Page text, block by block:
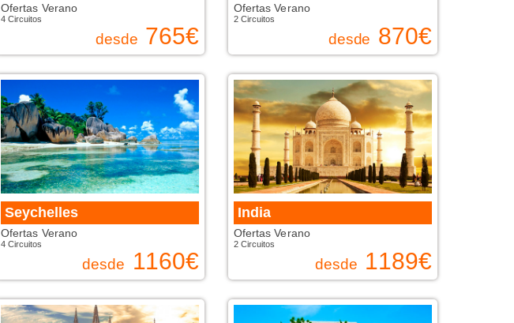
Ofertas Verano
4 Circuitos
desde 765€
Ofertas Verano
2 Circuitos
desde 870€
Seychelles
Ofertas Verano
4 Circuitos
desde 1160€
India
Ofertas Verano
2 Circuitos
desde 1189€